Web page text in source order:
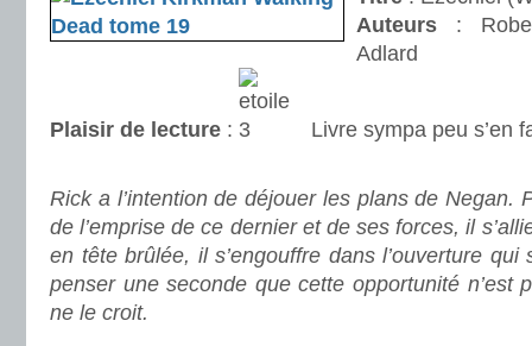
Auteurs :
Adlard
Plaisir de lecture :
Livre sympa peu s’en
Rick a l’intention de déjouer les plans de Negan.
de l’emprise de ce dernier et de ses forces, il
en tête brûlée, il s’engouffre dans l’ouverture
penser une seconde que cette opportunité n’est
ne le croit.